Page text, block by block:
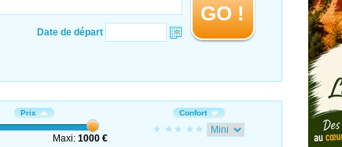
Date de départ
GO !
Prix
Maxi: 1000 €
Confort